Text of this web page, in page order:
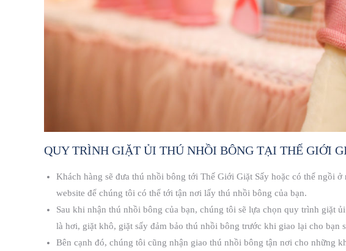
QUY TRÌNH GIẶT ỦI THÚ NHỒI BÔNG TẠI THẾ GIỚI
Khách hàng sẽ đưa thú nhồi bông tới Thế Giới Giặt Sấy hoặc có thể ngồi
website để chúng tôi có thể tới tận nơi lấy thú nhồi bông của bạn.
Sau khi nhận thú nhồi bông của bạn, chúng tôi sẽ lựa chọn quy trình giặt
là hơi, giặt khô, giặt sấy đảm bảo thú nhồi bông trước khi giao lại cho bạn
Bên cạnh đó, chúng tôi cũng nhận giao thú nhồi bông tận nơi cho những